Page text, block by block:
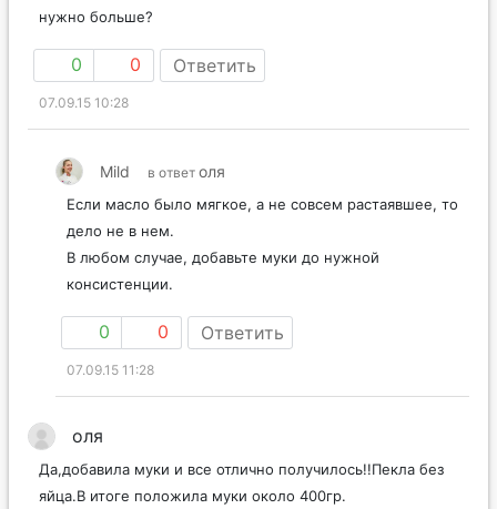
нужно больше?
0 0 Ответить
07.09.15 10:28
Mild в ответ оля
Если масло было мягкое, а не совсем растаявшее, то
дело не в нем.
В любом случае, добавьте муки до нужной
консистенции.
0 0 Ответить
07.09.15 11:28
оля
Да,добавила муки и все отлично получилось!!Пекла без
яйца.В итоге положила муки около 400гр.